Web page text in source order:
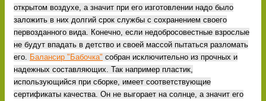
открытом воздухе, а значит при его изготовлении надо было
заложить в них долгий срок службы с сохранением своего
первозданного вида. Конечно, если недобросовестные взрослые
не будут впадать в детство и своей массой пытаться разломать
его.
Балансир "Бабочка" собран исключительно из прочных и
надежных составляющих. Так например пластик,
использующийся при сборке, имеет соответствующие
сертификаты качества. Он не выгорает на солнце, а значит его